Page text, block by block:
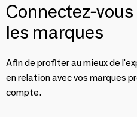
Connectez-
les marques
Afin de profiter au mieux de
en relation avec vos marques
compte.